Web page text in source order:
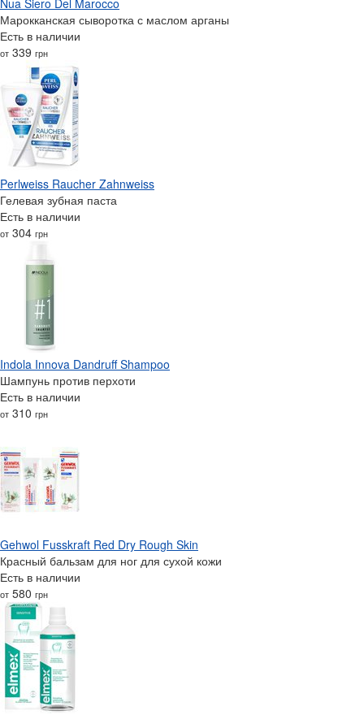
Марокканская сыворотка с маслом арганы
Есть в наличии
от 339 грн
Perlweiss Raucher Zahnweiss
Гелевая зубная паста
Есть в наличии
от 304 грн
Indola Innova Dandruff Shampoo
Шампунь против перхоти
Есть в наличии
от 310 грн
Gehwol Fusskraft Red Dry Rough Skin
Красный бальзам для ног для сухой кожи
Есть в наличии
от 580 грн